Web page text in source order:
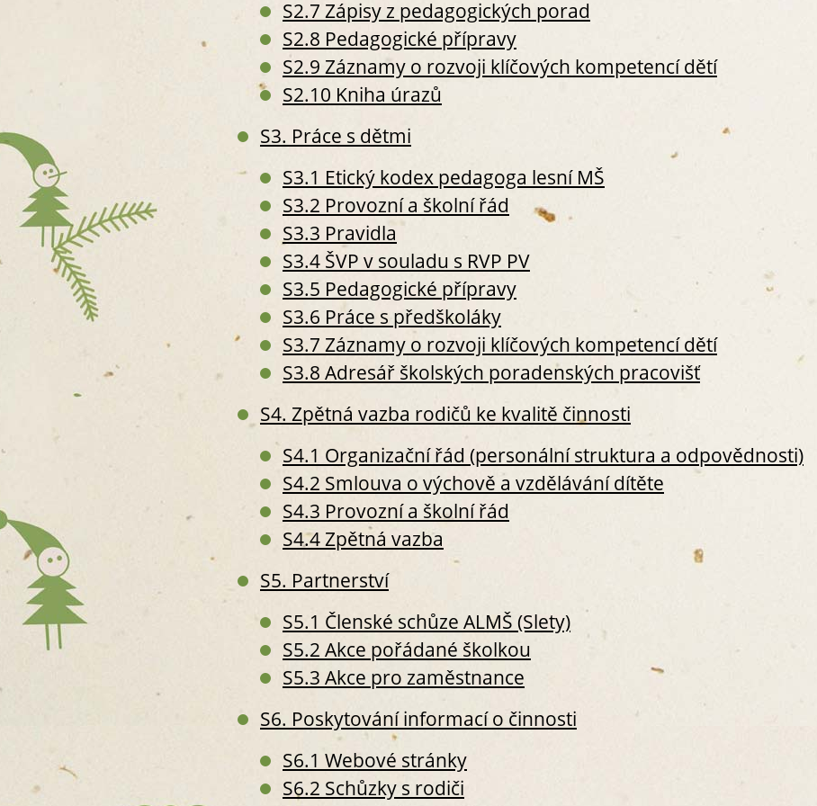
S5.2 AKCE POŘÁDANÉ ŠKOLKOU
S6.2 SCHŮZKY S RODIČI
S6.3 VÝROČNÍ ZPRÁVA
ODPOVĚDNOSTI)
S7.2 OSVĚDČENÍ O STUDIU
S7.3 OSVĚDČENÍ ZE
S7.4 ADRESÁŘ ŠKOLSKÝCH
S7.5 VÝKAZ PRÁCE ZAMĚSTNANCŮ
S8. PROFESNÍ ROZVOJ PRACOVNÍKŮ
S8.1 KRITÉRIA PRO
VYHODNOCOVÁNÍ
S8.2 SEBEHODNOTÍCÍ ZPRÁVA
S8.3 VYHODNOCOVÁNÍ
S8.4 SUPERVIZE, MENTORING
S8.7 INDIVIDUÁLNÍ VZDĚLÁVACÍ
S8.8 DLOUHODOBĚ VYROVNANÝ
III. PROVOZNÍ STANDARDY
S9.1 DOHODA O UŽÍVÁNÍ
S9.3 VHODNÉ ZÁZEMÍ
S2.7 Zápisy z pedagogických porad
S2.8 Pedagogické přípravy
S2.9 Záznamy o rozvoji klíčových kompetencí dětí
S2.10 Kniha úrazů
S3. Práce s dětmi
S3.1 Etický kodex pedagoga lesní MŠ
S3.2 Provozní a školní řád
S3.3 Pravidla
S3.4 ŠVP v souladu s RVP PV
S3.5 Pedagogické přípravy
S3.6 Práce s předškoláky
S3.7 Záznamy o rozvoji klíčových kompetencí dětí
S3.8 Adresář školských poradenských pracovišť
S4. Zpětná vazba rodičů ke kvalitě činnosti
S4.1 Organizační řád (personální struktura a odpovědnosti)
S4.2 Smlouva o výchově a vzdělávání dítěte
S4.3 Provozní a školní řád
S4.4 Zpětná vazba
S5. Partnerství
S5.1 Členské schůze ALMŠ (Slety)
S5.2 Akce pořádané školkou
S5.3 Akce pro zaměstnance
S6. Poskytování informací o činnosti
S6.1 Webové stránky
S6.2 Schůzky s rodiči